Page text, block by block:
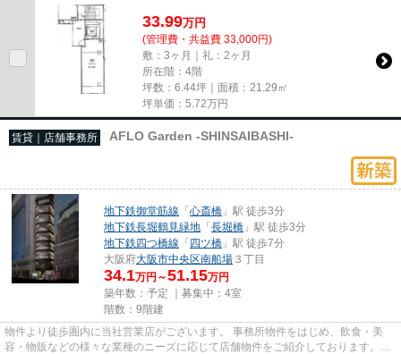
33.99万円
(管理費・共益費 33,000円)
敷：3ヶ月｜礼：2ヶ月
所在階：4階
坪数：6.44坪｜面積：21.29㎡
坪単価： 5.72万円
賃貸｜店舗事務所 AFLO Garden -SHINSAIBASHI-
地下鉄御堂筋線 「心斎橋 」駅 徒歩3分
地下鉄長堀鶴見緑地 「長堀橋 」駅 徒歩3分
地下鉄四つ橋線 「四ツ橋 」駅 徒歩7分
大阪府大阪市中央区南船場 ３丁目
34.1万円～51.15万円
築年数：予定 ｜募集中： 4室
階数：9階建
物件より徒歩圏内に当社営業店がございます。 事務所物件をはじめ、飲食・美
容・物販などの様々な業種のニーズに応じて店舗物件をご紹介しております。